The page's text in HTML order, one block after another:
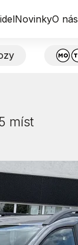
NovinkyO nás
míst